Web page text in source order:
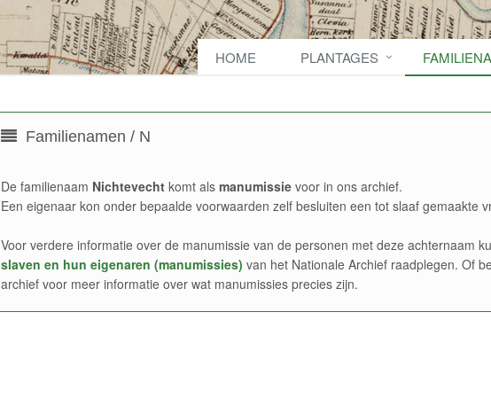
HOME PLANTAGES
Familienamen / N
De familienaam Nichtevechtkomt als manumissievoor in ons archief.
Een eigenaar kon onder bepaalde voorwaarden zelf besluiten een tot slaaf gemaakte
Voor verdere informatie over de manumissie van de personen met deze achternaam
slaven en hun eigenaren (manumissies) van het Nationale Archief raadplegen. Of
archief voor meer informatie over wat manumissies precies zijn.